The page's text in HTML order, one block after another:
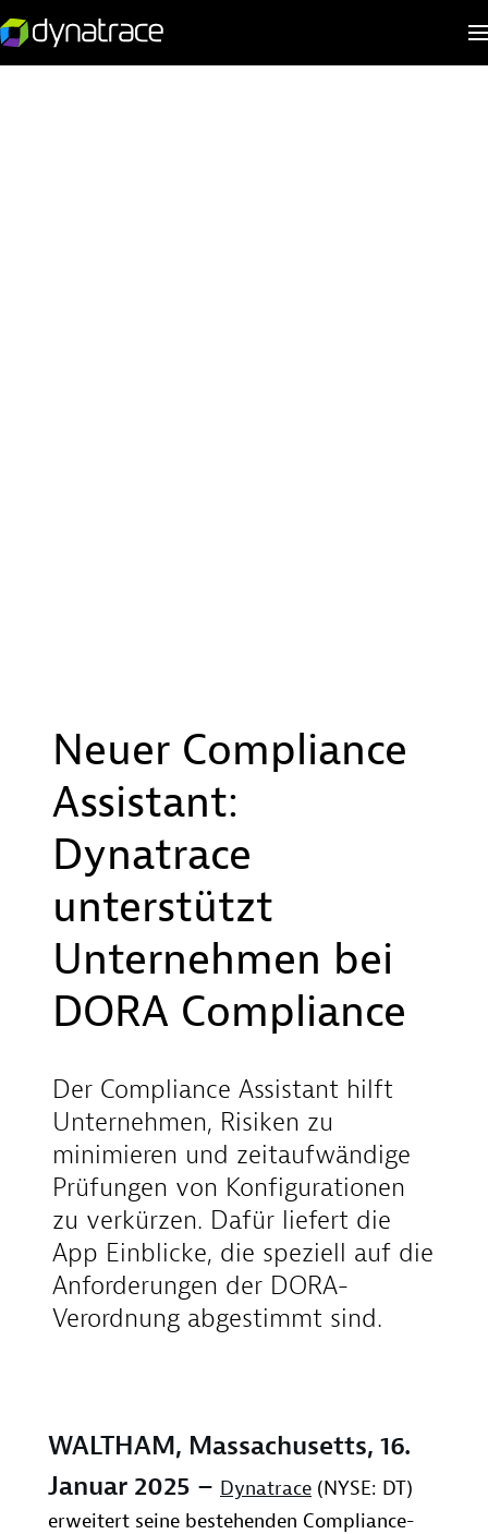
Neuer Compliance
Assistant:
Dynatrace
unterstützt
Unternehmen bei
DORA Compliance
Der Compliance Assistant hilft
Unternehmen, Risiken zu
minimieren und zeitaufwändige
Prüfungen von Konfigurationen
zu verkürzen. Dafür liefert die
App Einblicke, die speziell auf die
Anforderungen der DORA-
Verordnung abgestimmt sind.
WALTHAM, Massachusetts, 16.
Januar 2025 – Dynatrace (NYSE: DT)
erweitert seine bestehenden Compliance-